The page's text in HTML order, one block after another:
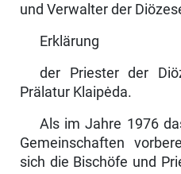
und Verwalter der
Erklärung
der Priester der
Prälatur Klaipėda.
Als im Jahre 1976
Gemeinschaften
sich die Bischöfe und